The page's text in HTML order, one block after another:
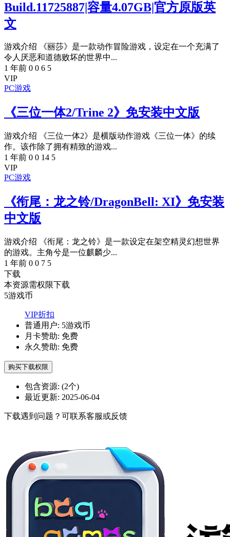
Build.11725887|容量4.07GB|官方原版英
文
游戏介绍 《丽莎》是一款动作冒险游戏，设定在一个充满了
令人厌恶和道德败坏的世界中...
1 年前 0 0 6 5
VIP
PC游戏
《三位一体2/Trine 2》免安装中文版
游戏介绍 《三位一体2》是横版动作游戏《三位一体》的续
作。该作除了拥有精致的游戏...
1 年前 0 0 14 5
VIP
PC游戏
《衔尾：龙之铃/DragonBell: XI》免安装
中文版
游戏介绍 《衔尾：龙之铃》是一款设定在架空精灵幻想世界
的游戏。主角兮是一位麒麟少...
1 年前 0 0 7 5
下载
本资源需权限下载
5游戏币
VIP折扣
普通用户: 5游戏币
月卡赞助: 免费
永久赞助: 免费
购买下载权限
包含资源: (2个)
最近更新: 2025-06-04
下载遇到问题？可联系客服或反馈